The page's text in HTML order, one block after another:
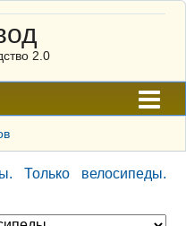
2.0
Только велосипеды.